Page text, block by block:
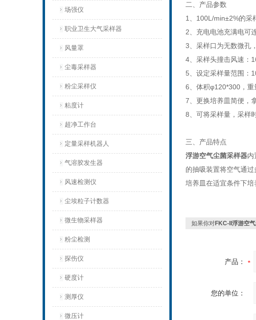
场强仪
职业卫生大气采样器
风量罩
尘毒采样器
粉尘采样仪
粘度计
超净工作台
定量采样机器人
气溶胶发生器
风速检测仪
尘埃粒子计数器
微生物采样器
粉尘检测
探伤仪
硬度计
测厚仪
微压计
二、产品参数
1、100L/min±2%的采
2、充电电池充满电可
3、采样口为无数微孔
4、采样头撞击风速：
5、设定采样量范围：
6、体积φ120*300，重
7、更换培养皿简便，
8、可将采样量，采样
三、产品特点
浮游空气尘菌采样器内
的抽吸装置将空气通
培养皿在适宜条件下培
如果你对FKC-II浮游空
产品：
您的单位：